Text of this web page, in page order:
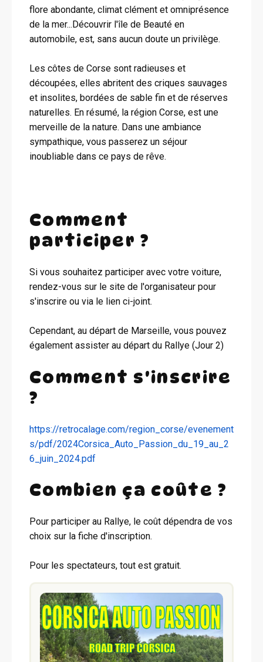
flore abondante, climat clément et omniprésence
de la mer...Découvrir l'île de Beauté en
automobile, est, sans aucun doute un privilège.
Les côtes de Corse sont radieuses et
découpées, elles abritent des criques sauvages
et insolites, bordées de sable fin et de réserves
naturelles. En résumé, la région Corse, est une
merveille de la nature. Dans une ambiance
sympathique, vous passerez un séjour
inoubliable dans ce pays de rêve.
Comment
participer ?
Si vous souhaitez participer avec votre voiture,
rendez-vous sur le site de l'organisateur pour
s'inscrire ou via le lien ci-joint.
Cependant, au départ de Marseille, vous pouvez
également assister au départ du Rallye (Jour 2)
Comment s'inscrire
?
https://retrocalage.com/region_corse/evenement
s/pdf/2024Corsica_Auto_Passion_du_19_au_2
6_juin_2024.pdf
Combien ça coûte ?
Pour participer au Rallye, le coût dépendra de vos
choix sur la fiche d'inscription.
Pour les spectateurs, tout est gratuit.